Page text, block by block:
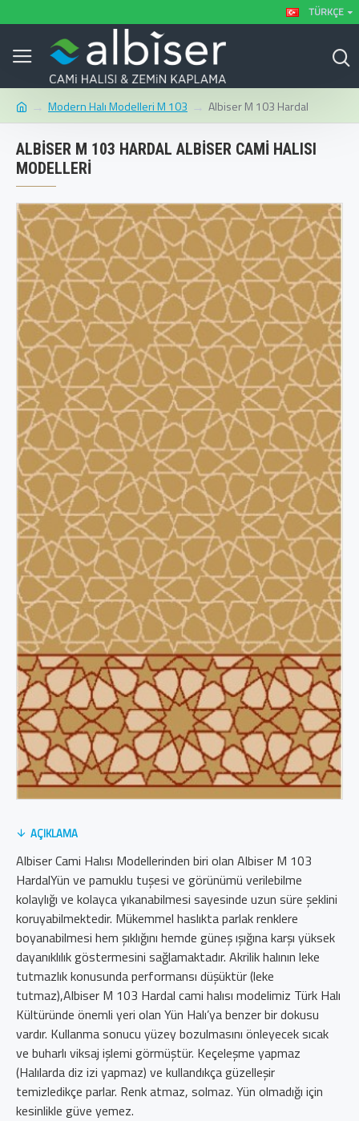
TÜRKÇE
Modern Halı Modelleri M 103 Albiser M 103 Hardal
ALBISER M 103 HARDAL ALBISER CAMI HALISI
MODELLERI
AÇIKLAMA
Albiser Cami Halısı Modellerinden biri olan Albiser M 103
HardalYün ve pamuklu tuşesi ve görünümü verilebilme
kolaylığı ve kolayca yıkanabilmesi sayesinde uzun süre şeklini
koruyabilmektedir. Mükemmel haslıkta parlak renklere
boyanabilmesi hem şıklığını hemde güneş ışığına karşı yüksek
dayanıklılık göstermesini sağlamaktadır. Akrilik halının leke
tutmazlık konusunda performansı düşüktür (leke
tutmaz),Albiser M 103 Hardal cami halısı modelimiz Türk Halı
Kültüründe önemli yeri olan Yün Halı’ya benzer bir dokusu
vardır. Kullanma sonucu yüzey bozulmasını önleyecek sıcak
ve buharlı viksaj işlemi görmüştür. Keçeleşme yapmaz
(Halılarda diz izi yapmaz) ve kullandıkça güzelleşir
temizledikçe parlar. Renk atmaz, solmaz. Yün olmadığı için
kesinlikle güve yemez.